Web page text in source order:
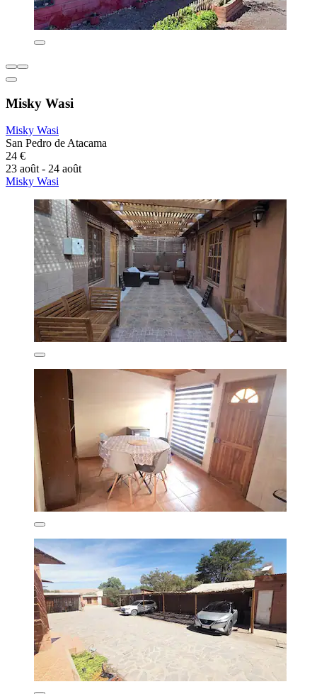
Misky Wasi
Misky Wasi
San Pedro de Atacama
24 €
23 août - 24 août
Misky Wasi